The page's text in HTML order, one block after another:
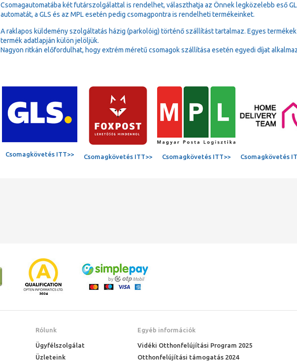
Csomagautomatába két futárszolgálattal is rendelhet, választhatja az Önnek legközelebb eső
automatát, a GLS és az MPL esetén pedig csomagpontra is rendelheti termékeinket.
A raklapos küldemény szolgáltatás házig (parkolóig) történő szállítást tartalmaz. Egyes
termék adatlapján külön jelöljük.
Nagyon ritkán előfordulhat, hogy extrém méretű csomagok szállítása esetén egyedi díjat
Csomagkövetés ITT>> Csomagkövetés ITT>> Csomagkövetés ITT>> Csomagkövetés
Rólunk
Ügyfélszolgálat
Üzleteink
Egyéb információk
Vidéki Otthonfelújítási Program 2025
Otthonfelújítási támogatás 2024